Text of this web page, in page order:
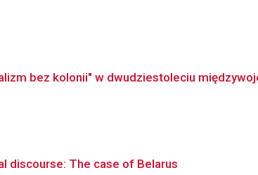
bez kolonii" w dwudziestoleciu
discourse: The case of Belarus